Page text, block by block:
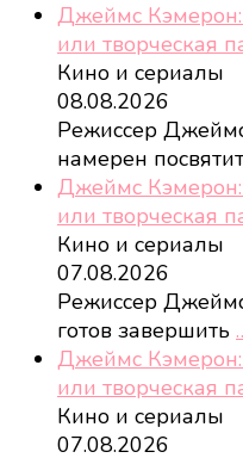
Джеймс
или творческая
Кино и сериалы
08.08.2026
Режиссер
намерен
Джеймс
или творческая
Кино и сериалы
07.08.2026
Режиссер
готов завершить
Джеймс
или творческая
Кино и сериалы
07.08.2026